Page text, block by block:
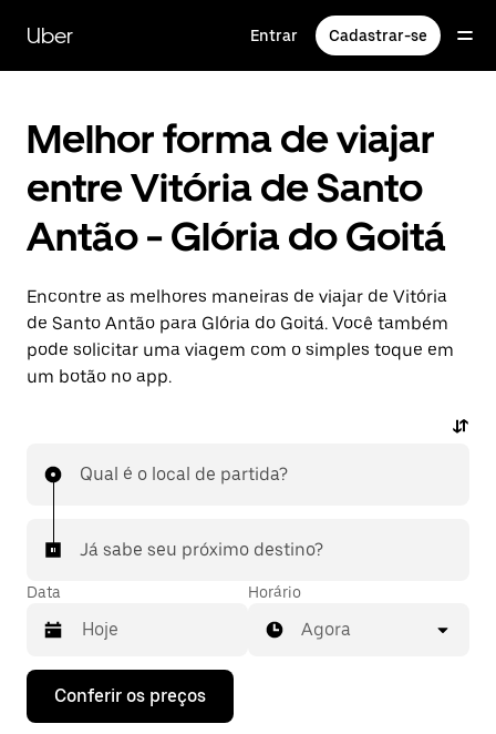
para
conteúdo
Uber Entrar Cadastrar-se
Melhor forma de viajar
entre Vitória de Santo
Antão - Glória do Goitá
Encontre as melhores maneiras de viajar de Vitória
de Santo Antão para Glória do Goitá. Você também
pode solicitar uma viagem com o simples toque em
um botão no app.
Qual é o local de partida?
Já sabe seu próximo destino?
Data
Pressione
seta
Horário
Agora
Conferir os preços